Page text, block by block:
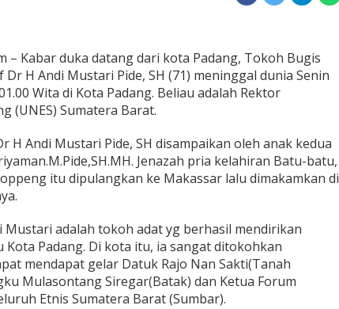
– Kabar duka datang dari kota Padang, Tokoh Bugis
H Andi Mustari Pide, SH (71) meninggal dunia Senin
Wita di Kota Padang. Beliau adalah Rektor
(UNES) Sumatera Barat.
H Andi Mustari Pide, SH disampaikan oleh anak kedua
Jenazah pria kelahiran Batu-batu,
itu dipulangkan ke Makassar lalu dimakamkan di
Mustari adalah tokoh adat yg berhasil mendirikan
Padang. Di kota itu, ia sangat ditokohkan
mendapat gelar Datuk Rajo Nan Sakti(Tanah
Mulasontang Siregar(Batak) dan Ketua Forum
Etnis Sumatera Barat (Sumbar).